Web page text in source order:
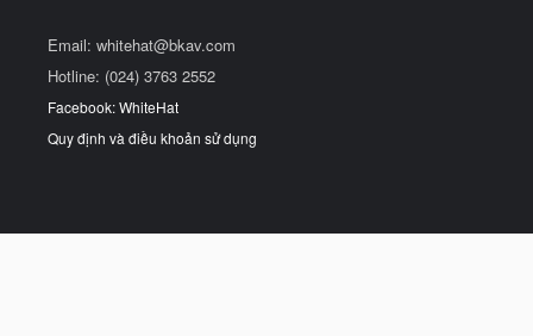
Email: whitehat@bkav.com
Hotline: (024) 3763 2552
Facebook: WhiteHat
Quy định và điều khoản sử dụng